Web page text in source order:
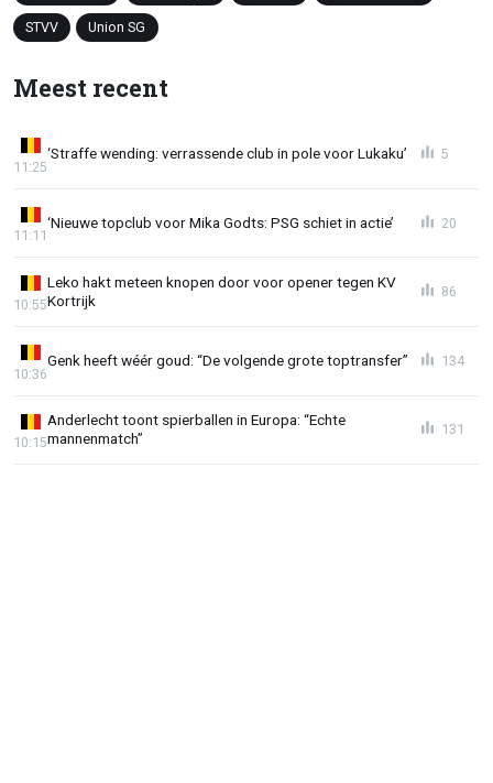
STVV Union SG
Meest recent
‘Straffe wending: verrassende club in pole voor Lukaku’
11:25
5
‘Nieuwe topclub voor Mika Godts: PSG schiet in actie’
11:11
20
Leko hakt meteen knopen door voor opener tegen KV
Kortrijk
10:55
86
Genk heeft wéér goud: “De volgende grote toptransfer”
10:36
134
Anderlecht toont spierballen in Europa: “Echte
mannenmatch”
10:15
131